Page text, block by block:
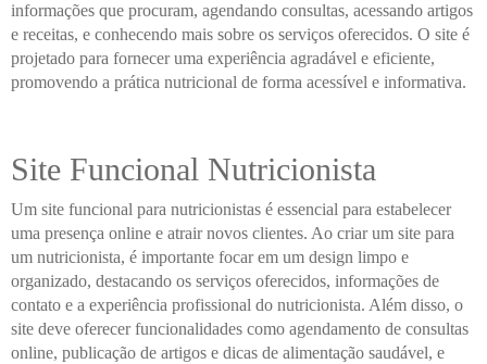
informações que procuram, agendando consultas, acessando artigos
e receitas, e conhecendo mais sobre os serviços oferecidos. O site é
projetado para fornecer uma experiência agradável e eficiente,
promovendo a prática nutricional de forma acessível e informativa.
Site Funcional Nutricionista
Um site funcional para nutricionistas é essencial para estabelecer
uma presença online e atrair novos clientes. Ao criar um site para
um nutricionista, é importante focar em um design limpo e
organizado, destacando os serviços oferecidos, informações de
contato e a experiência profissional do nutricionista. Além disso, o
site deve oferecer funcionalidades como agendamento de consultas
online, publicação de artigos e dicas de alimentação saudável, e